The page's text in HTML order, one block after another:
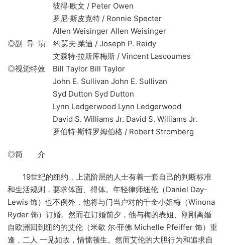
彼得·欧文 / Peter Owen
罗尼·斯皮克特 / Ronnie Specter
Allen Weisinger Allen Weisinger
◎副 导 演 约瑟夫·莱迪 / Joseph P. Reidy
文森特·拉斯库梅斯 / Vincent Lascoumes
◎视觉特效 Bill Taylor Bill Taylor
John E. Sullivan John E. Sullivan
Syd Dutton Syd Dutton
Lynn Ledgerwood Lynn Ledgerwood
David S. Williams Jr. David S. Williams Jr.
罗伯特·斯特罗姆伯格 / Robert Stromberg
◎简 介
19世纪的纽约，上流阶层的人士有着一套自己的判断标准
和生活规则，要求体面、得体。年轻律师纽伦（Daniel Day-
Lewis 饰）也不例外，他将与门当户对的千金小姐梅（Winona
Ryder 饰）订婚。然而在订婚前夕，他与梅的表姐、刚刚离婚
自欧洲回到纽约的艾伦（米歇 尔·菲佛 Michelle Pfeiffer 饰）重
逢，二人 一见如故，情愫顿生。然而艾伦的大胆行为和追求自